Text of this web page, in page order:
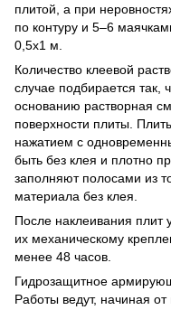
плитой, а при
по контуру и 5–6
0,5x1 м.
Количество клеевой
случае подбирается так,
основанию растворная
поверхности плиты.
нажатием с
быть без клея и плотно
заполняют полосами из
материала без клея.
После наклеивания плит
их механическому
менее 48 часов.
Гидрозащитное
Работы ведут, начиная